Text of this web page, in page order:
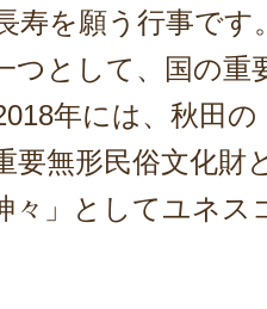
寿を願う行事です
つとして、国の重
年には、秋田
要無形民俗文化財
々」としてユネス